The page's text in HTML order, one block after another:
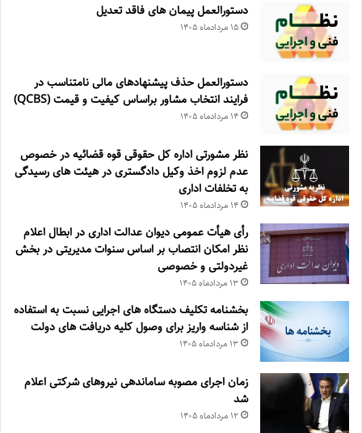
دستورالعمل پیمان های فاقد تعدیل
۱۵ مرداد‌ماه ۱۴۰۵
دستورالعمل حذف پيشنهادهای مالی نامتناسب در
فرايند انتخاب مشاور براساس كيفيت و قيمت (QCBS)
۱۴ مرداد‌ماه ۱۴۰۵
نظر مشورتی اداره کل حقوقی قوه قضائیه در خصوص
عدم لزوم اخذ وکیل دادگستری در هیئت های رسیدگی
به تخلفات اداری
۱۴ مرداد‌ماه ۱۴۰۵
رأی هیأت عمومی دیوان عدالت اداری در ابطال اعلام
نظر امکان انتصاب بر اساس سنوات مدیریتی در بخش
غیردولتی و خصوصی
۱۳ مرداد‌ماه ۱۴۰۵
بخشنامه تکلیف دستگاه های اجرایی نسبت به استفاده
از شناسه واریز برای وصول کلیه دریافت های دولت
۱۳ مرداد‌ماه ۱۴۰۵
زمان اجرای مصوبه ساماندهی نیروهای شرکتی اعلام
شد
۱۲ مرداد‌ماه ۱۴۰۵